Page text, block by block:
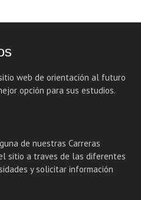
web de orientación al futuro
opción para sus estudios.
de nuestras Carreras
sitio a traves de las diferentes
y solicitar información